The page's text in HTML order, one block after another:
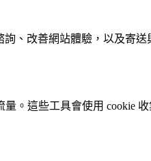
、改善網站體驗，以及寄
量。這些工具會使用 cookie